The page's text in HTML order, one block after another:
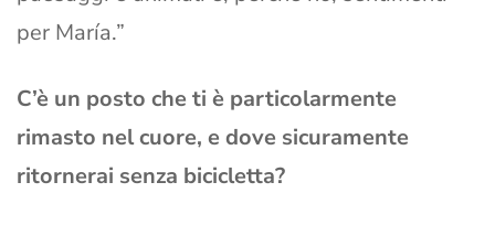
per María.”
C’è un posto che ti è particolarmente
rimasto nel cuore, e dove sicuramente
ritornerai senza bicicletta?